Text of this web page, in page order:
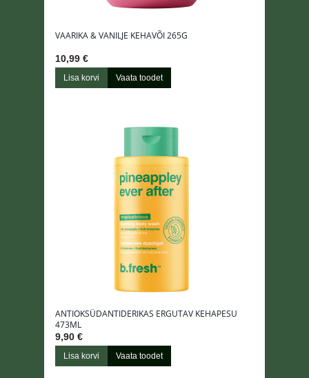
VAARIKA & VANILJE KEHAVÕI 265G
10,99 €
Lisa korvi Vaata toodet
ANTIOKSÜDANTIDERIKAS ERGUTAV KEHAPESU
473ML
9,90 €
Lisa korvi Vaata toodet